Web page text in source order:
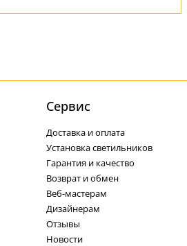
Cервис
Доставка и оплата
Установка светильников
Гарантия и качество
Возврат и обмен
Веб-мастерам
Дизайнерам
Отзывы
Новости